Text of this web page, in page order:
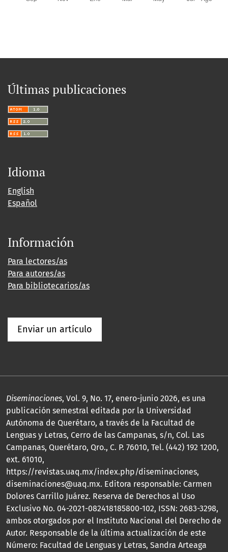
Últimas publicaciones
Idioma
English
Español
Información
Para lectores/as
Para autores/as
Para bibliotecarios/as
Enviar un artículo
Diseminaciones, Vol. 9, No. 17, enero-junio 2026, es una
publicación semestral editada por la Universidad
Autónoma de Querétaro, a través de la Facultad de
Lenguas y Letras, Cerro de las Campanas, s/n, Col. Las
Campanas, Querétaro, Qro., C. P. 76010, Tel. (442) 192 1200,
ext. 61010,
https://revistas.uaq.mx/index.php/diseminaciones,
diseminaciones@uaq.mx. Editora responsable: Carmen
Dolores Carrillo Juárez. Reserva de Derechos al Uso
Exclusivo No. 04-2021-082418185800-102, ISSN: 2683-3298,
ambos otorgados por el Instituto Nacional del Derecho de
Autor. Responsable de la última actualización de este
Número: Facultad de Lenguas y Letras, Sandra Arteaga